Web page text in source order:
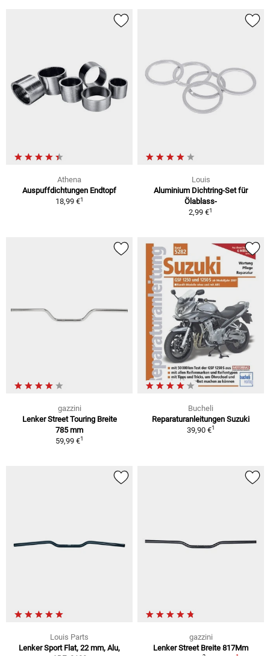
Athena
Auspuffdichtungen Endtopf
18,99 €1
Louis
Aluminium Dichtring-Set für
Ölablass-
2,99 €1
gazzini
Lenker Street Touring Breite
785 mm
59,99 €1
Bucheli
Reparaturanleitungen Suzuki
39,90 €1
Louis Parts
Lenker Sport Flat, 22 mm, Alu,
gazzini
Lenker Street Breite 817Mm